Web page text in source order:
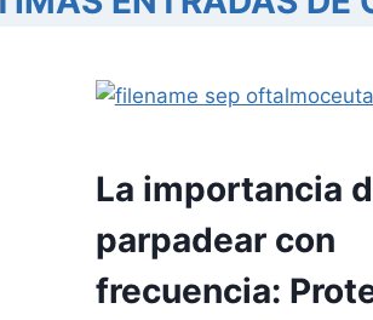
La importancia
parpadear con
frecuencia: